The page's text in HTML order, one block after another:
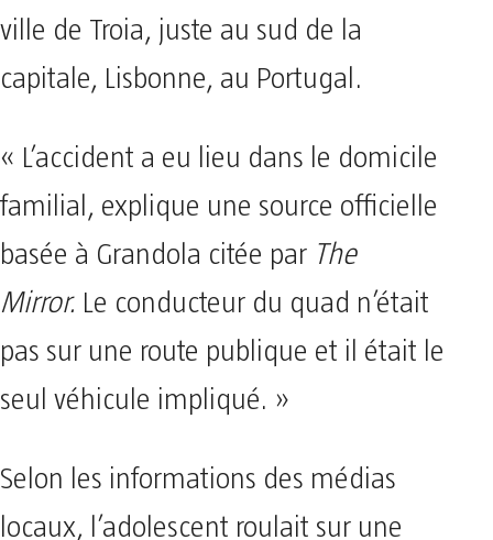
ville de Troia, juste au sud de la
capitale, Lisbonne, au Portugal.
« L’accident a eu lieu dans le domicile
familial, explique une source officielle
basée à Grandola citée par The
Mirror. Le conducteur du quad n’était
pas sur une route publique et il était le
seul véhicule impliqué. »
Selon les informations des médias
locaux, l’adolescent roulait sur une